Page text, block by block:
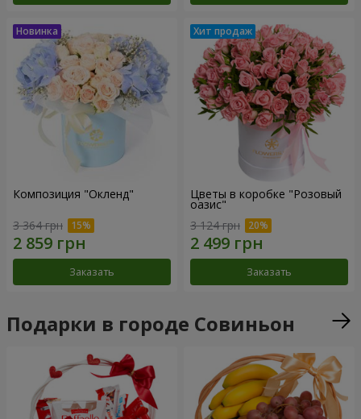
Композиция "Окленд"
3 364 грн
Заказать
Цветы в коробке "Розовый
оазис"
3 124 грн
Заказать
Подарки в городе Совиньон